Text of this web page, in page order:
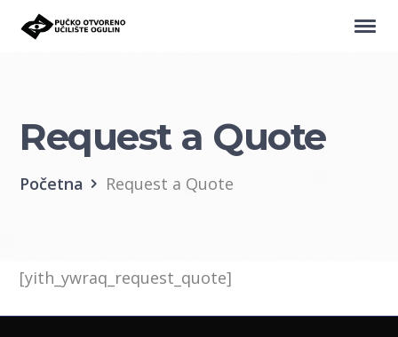
Request a Quote
Početna Request a Quote
[yith_ywraq_request_quote]